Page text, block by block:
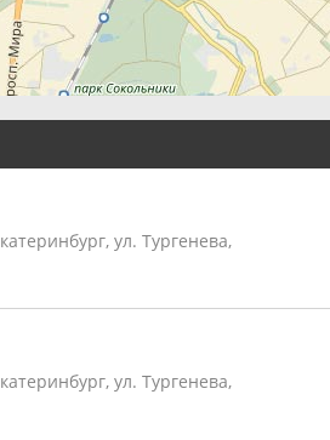
ул. Тургенева,
ул. Тургенева,